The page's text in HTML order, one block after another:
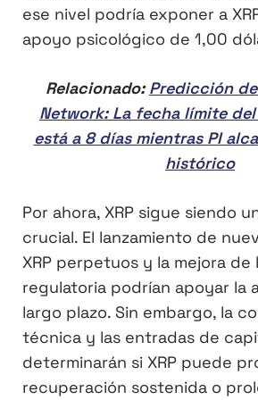
ese nivel podría exponer a
apoyo psicológico de 1,00
Relacionado:Predicción
Network: La fecha límite
está a 8 días mientras PI
histórico
Por ahora, XRP sigue siendo
crucial. El lanzamiento de
XRP perpetuos y la mejora de
regulatoria podrían apoyar la
largo plazo. Sin embargo, la
técnica y las entradas de
determinarán si XRP puede
recuperación sostenida o